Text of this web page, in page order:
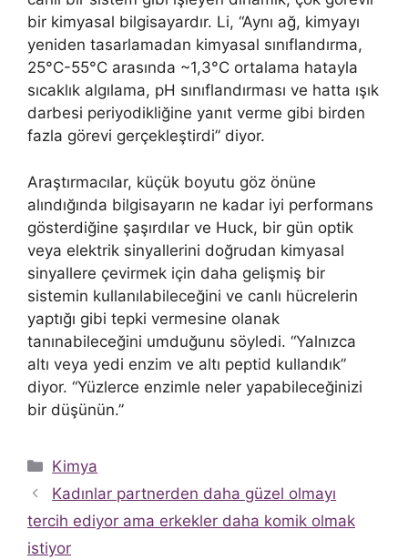
bir kimyasal bilgisayardır. Li, “Aynı ağ, kimyayı
yeniden tasarlamadan kimyasal sınıflandırma,
25°C-55°C arasında ~1,3°C ortalama hatayla
sıcaklık algılama, pH sınıflandırması ve hatta ışık
darbesi periyodikliğine yanıt verme gibi birden
fazla görevi gerçekleştirdi” diyor.
Araştırmacılar, küçük boyutu göz önüne
alındığında bilgisayarın ne kadar iyi performans
gösterdiğine şaşırdılar ve Huck, bir gün optik
veya elektrik sinyallerini doğrudan kimyasal
sinyallere çevirmek için daha gelişmiş bir
sistemin kullanılabileceğini ve canlı hücrelerin
yaptığı gibi tepki vermesine olanak
tanınabileceğini umduğunu söyledi. “Yalnızca
altı veya yedi enzim ve altı peptid kullandık”
diyor. “Yüzlerce enzimle neler yapabileceğinizi
bir düşünün.”
Kategoriler
Kimya
Kadınlar partnerden daha güzel olmayı
tercih ediyor ama erkekler daha komik olmak
istiyor